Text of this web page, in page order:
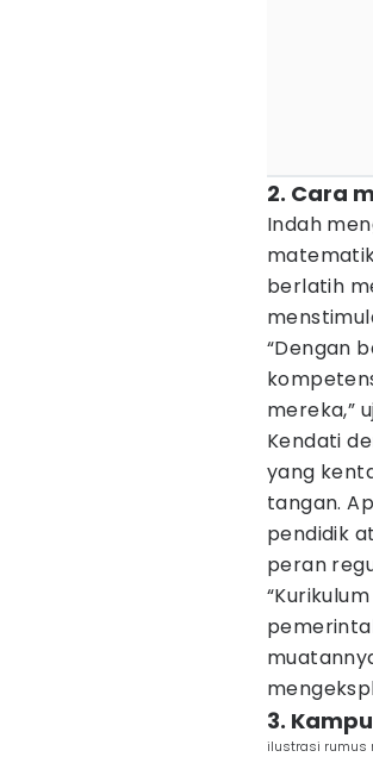
2. Cara
Indah
berlatih
“Dengan
mereka,”
Kendati
yang
tangan.
pendidik
peran
3.
ilustrasi rumus